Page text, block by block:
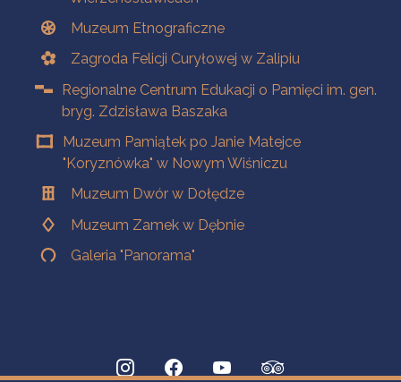
Muzeum Etnograficzne
Zagroda Felicji Curyłowej w Zalipiu
Regionalne Centrum Edukacji o Pamięci im. gen.
bryg. Zdzisława Baszaka
Muzeum Pamiątek po Janie Matejce
"Koryznówka" w Nowym Wiśniczu
Muzeum Dwór w Dołędze
Muzeum Zamek w Dębnie
Galeria "Panorama"